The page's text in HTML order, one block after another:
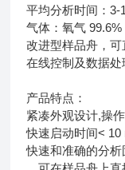
平均分析时间：3-
气体：氧气 99.6%
改进型样品舟，
在线控制及数据
产品特点：
紧凑外观设计,操
快速启动时间<
快速和准确的分